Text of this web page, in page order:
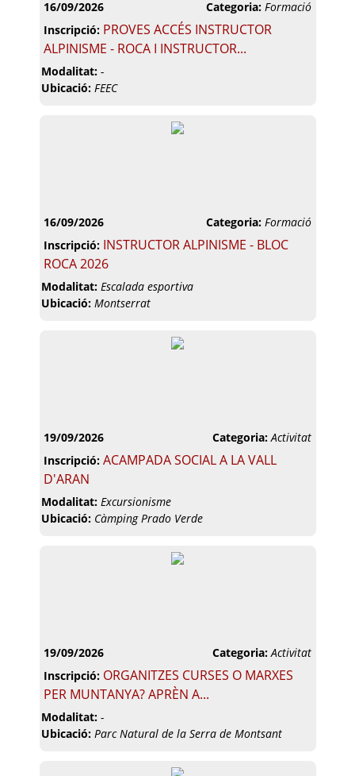
16/09/2026 Categoria: Formació
Inscripció: PROVES ACCÉS INSTRUCTOR
ALPINISME - ROCA I INSTRUCTOR...
Modalitat: -
Ubicació: FEEC
16/09/2026 Categoria: Formació
Inscripció: INSTRUCTOR ALPINISME - BLOC
ROCA 2026
Modalitat: Escalada esportiva
Ubicació: Montserrat
19/09/2026 Categoria: Activitat
Inscripció: ACAMPADA SOCIAL A LA VALL
D'ARAN
Modalitat: Excursionisme
Ubicació: Càmping Prado Verde
19/09/2026 Categoria: Activitat
Inscripció: ORGANITZES CURSES O MARXES
PER MUNTANYA? APRÈN A...
Modalitat: -
Ubicació: Parc Natural de la Serra de Montsant